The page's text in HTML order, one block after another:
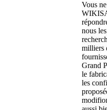
Vous
nous
milliers
Grand
le
les